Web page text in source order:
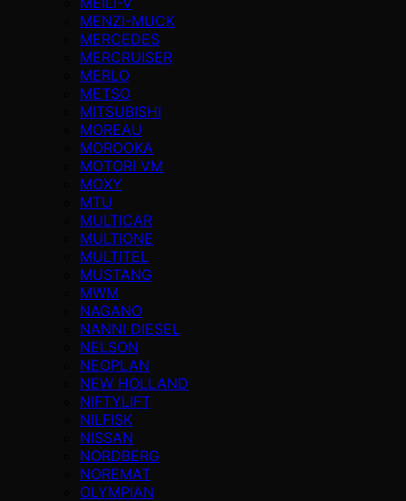
MENZI-MUCK
MERCEDES
MERCRUISER
MERLO
METSO
MITSUBISHI
MOREAU
MOROOKA
MOTORI VM
MOXY
MTU
MULTICAR
MULTIONE
MULTITEL
MUSTANG
MWM
NAGANO
NANNI DIESEL
NELSON
NEOPLAN
NEW HOLLAND
NIFTYLIFT
NILFISK
NISSAN
NORDBERG
NOREMAT
OLYMPIAN